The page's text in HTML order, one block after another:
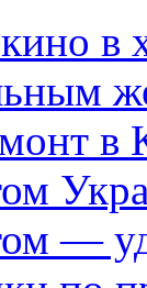
в
в
—